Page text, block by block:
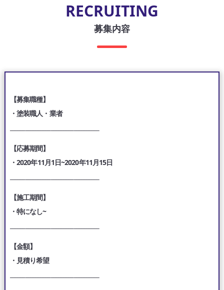
RECRUITING
募集内容
【募集職種】
・塗装職人・業者
【応募期間】
・2020年11月1日~2020年11月15日
【施工期間】
・特になし~
【金額】
・見積り希望